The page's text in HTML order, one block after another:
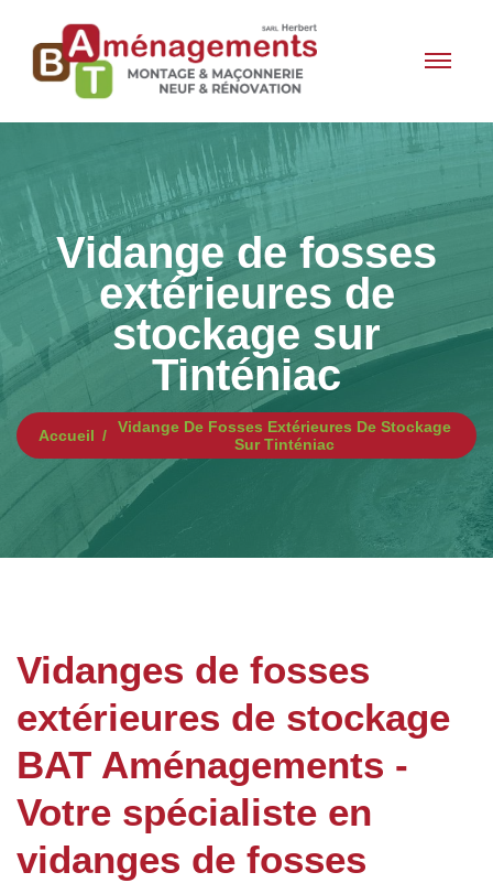
Vidange de fosses
extérieures de
stockage sur
Tinténiac
Accueil
Vidange De Fosses Extérieures De Stockage
Sur Tinténiac
Vidanges de fosses
extérieures de stockage
BAT Aménagements -
Votre spécialiste en
vidanges de fosses